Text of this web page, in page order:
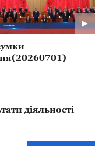
діяльності